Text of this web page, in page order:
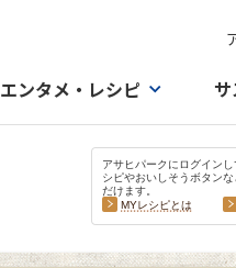
エンタメ・レシピ
アサヒパークにログイン
シピやおいしそうボタン
だけます。
MYレシピとは